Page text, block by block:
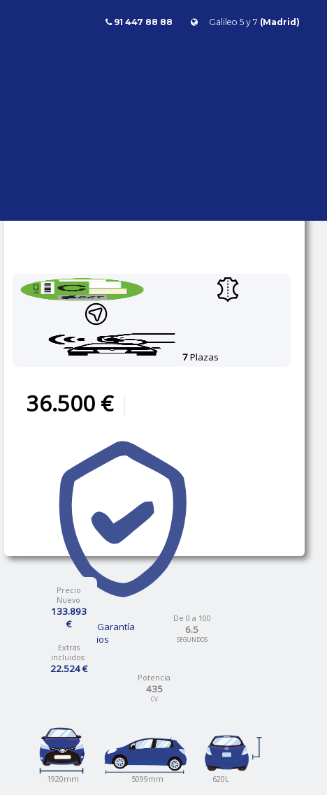
91 447 88 88 Galileo 5 y 7 (Madrid)
7Plazas
36.500 €
12 Meses de Garantía
Talleres propios
De 0 a 100
6.5
SEGUNDOS
Precio
Nuevo
133.893
€
Extras
incluidos:
22.524 €
Potencia
435
CV
1920mm 5099mm 620L